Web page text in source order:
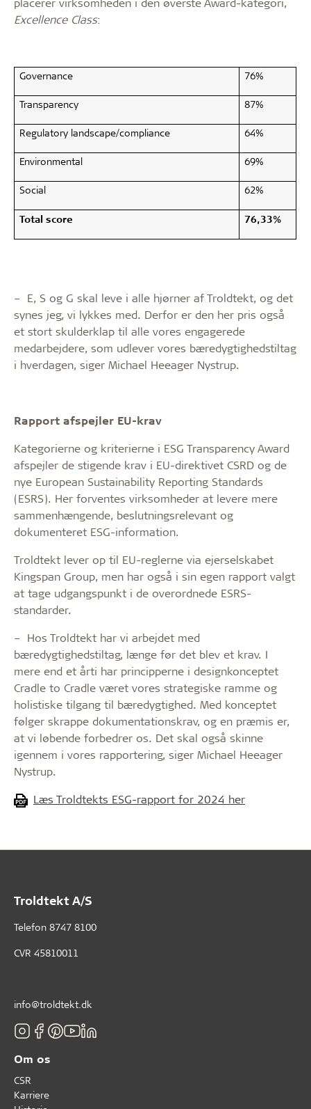
Excellence Class:
Governance 76%
Transparency 87%
Regulatory landscape/compliance 64%
Environmental 69%
Social 62%
Total score 76,33%
– E, S og G skal leve i alle hjørner af Troldtekt, og det
synes jeg, vi lykkes med. Derfor er den her pris også
et stort skulderklap til alle vores engagerede
medarbejdere, som udlever vores bæredygtighedstiltag
i hverdagen, siger Michael Heeager Nystrup.
Rapport afspejler EU-krav
Kategorierne og kriterierne i ESG Transparency Award
afspejler de stigende krav i EU-direktivet CSRD og de
nye European Sustainability Reporting Standards
(ESRS). Her forventes virksomheder at levere mere
sammenhængende, beslutningsrelevant og
dokumenteret ESG-information.
Troldtekt lever op til EU-reglerne via ejerselskabet
Kingspan Group, men har også i sin egen rapport valgt
at tage udgangspunkt i de overordnede ESRS-
standarder.
– Hos Troldtekt har vi arbejdet med
bæredygtighedstiltag, længe før det blev et krav. I
mere end et årti har principperne i designkonceptet
Cradle to Cradle været vores strategiske ramme og
holistiske tilgang til bæredygtighed. Med konceptet
følger skrappe dokumentationskrav, og en præmis er,
at vi løbende forbedrer os. Det skal også skinne
igennem i vores rapportering, siger Michael Heeager
Nystrup.
Læs Troldtekts ESG-rapport for 2024 her
Troldtekt A/S
Telefon 8747 8100
CVR 45810011
info@troldtekt.dk
Om os
CSR
Karriere